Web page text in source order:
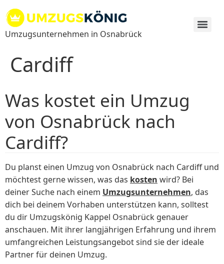
Inhalt
springen
Umzugsunternehmen in Osnabrück
Cardiff
Was kostet ein Umzug
von Osnabrück nach
Cardiff?
Du planst einen Umzug von Osnabrück nach Cardiff und
möchtest gerne wissen, was das kosten wird? Bei
deiner Suche nach einem Umzugsunternehmen, das
dich bei deinem Vorhaben unterstützen kann, solltest
du dir Umzugskönig Kappel Osnabrück genauer
anschauen. Mit ihrer langjährigen Erfahrung und ihrem
umfangreichen Leistungsangebot sind sie der ideale
Partner für deinen Umzug.